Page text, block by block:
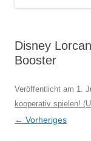
Disney
Booster
Veröffentlicht am 1.
kooperativ spielen!
← Vorheriges